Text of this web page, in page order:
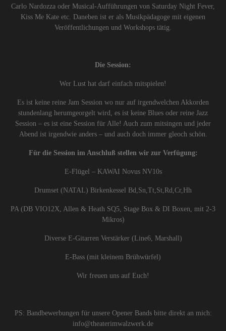
Carlo Nardozza oder Musical-Aufführungen von Saturday Night Fever,
Kiss Me Kate etc. Daneben ist er als Musikpädagoge mit eigenen
Veröffentlichungen und Workshops tätig.
Die Session:
Wer Lust hat darf einfach mitspielen!
Es ist keine reine Jam Session wo nur auf irgendwelchen Akkorden
stundenlang herumgeorgelt wird, es ist keine Blues oder reine Jazz
Session – es ist eine Session für Alle! Auch zum mitsingen und jeder
Abend ist irgendwie anders – und auch doch immer gleoch schön.
Für die Session im Anschluß stellen wir zur Verfügung:
E-Flügel – KAWAI Novus NV10s
Drumset (NATAL) Birkenkessel Bd,Sn,Tt,St,Rd,Cr,Hh
PA (DB VIO12X, Allen & Heath SQ5, Stage Box & DI Boxen, mit 2-3
Mikros)
Diverse E-Gitarren Verstärker (Line6, Marshall)
E-Bass (mit kleinem Brühwürfel)
Wir freuen uns auf Euch!
PS: Bandbewerbungen für unsere Opener Bands bitte direkt an mich:
info@theaterimwalzwerk.de